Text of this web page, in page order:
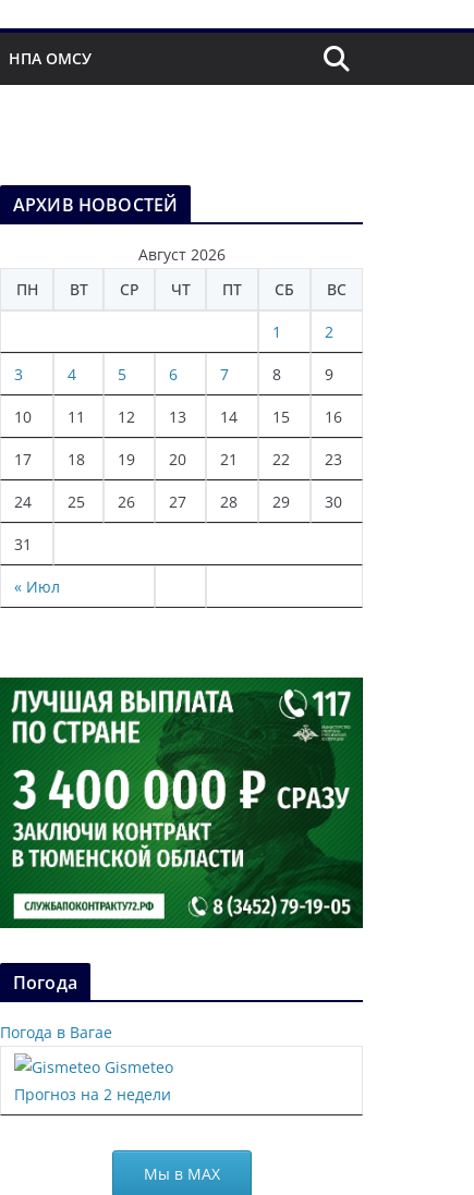
НПА ОМСУ
АРХИВ НОВОСТЕЙ
Август 2026
ПН
ВТ СР ЧТ ПТ СБ ВС
« Июл
1 2
3 4 5 6 7 8 9
10 11 12 13 14 15 16
17 18 19 20 21 22 23
24 25 26 27 28 29 30
31
Погода
Погода в Вагае
Gismeteo
Прогноз на 2 недели
Мы в МАХ